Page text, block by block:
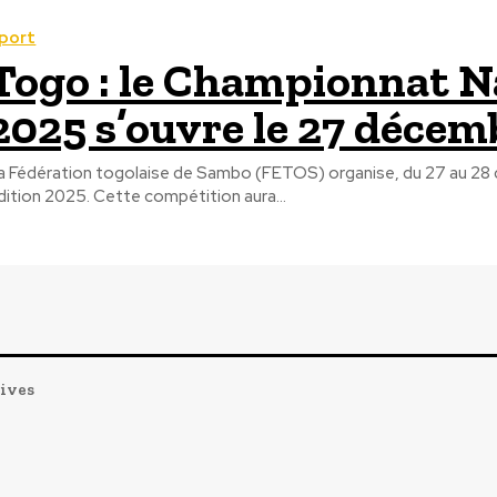
: le Championnat
s’ouvre le 27
Fédération togolaise de Sambo (FETOS) organise, du 27 au
2025. Cette compétition aura...